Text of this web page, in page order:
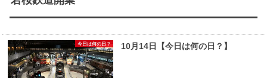
今日は何の日？ 10月14日【今日は何の日？】